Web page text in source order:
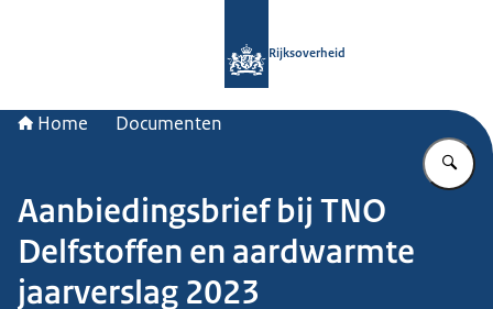
Rijksoverheid
Home Documenten
Aanbiedingsbrief bij TNO
Delfstoffen en aardwarmte
jaarverslag 2023